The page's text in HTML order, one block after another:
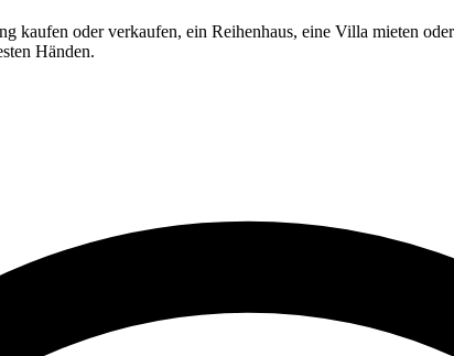
kaufen oder verkaufen, ein Reihenhaus, eine Villa mieten
Händen.